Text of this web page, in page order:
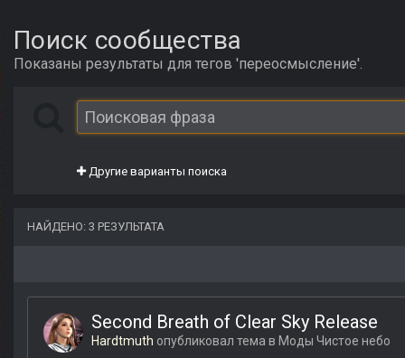
Поиск сообщества
Показаны результаты для тегов 'переосмысление'.
Другие варианты поиска
НАЙДЕНО: 3 РЕЗУЛЬТАТА
Second Breath of Clear Sky Release
Hardtmuth опубликовал тема в Моды Чистое небо